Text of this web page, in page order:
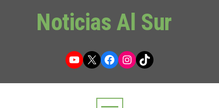
Noticias Al Sur
YouTube
X Facebook
Instagram
TikTok